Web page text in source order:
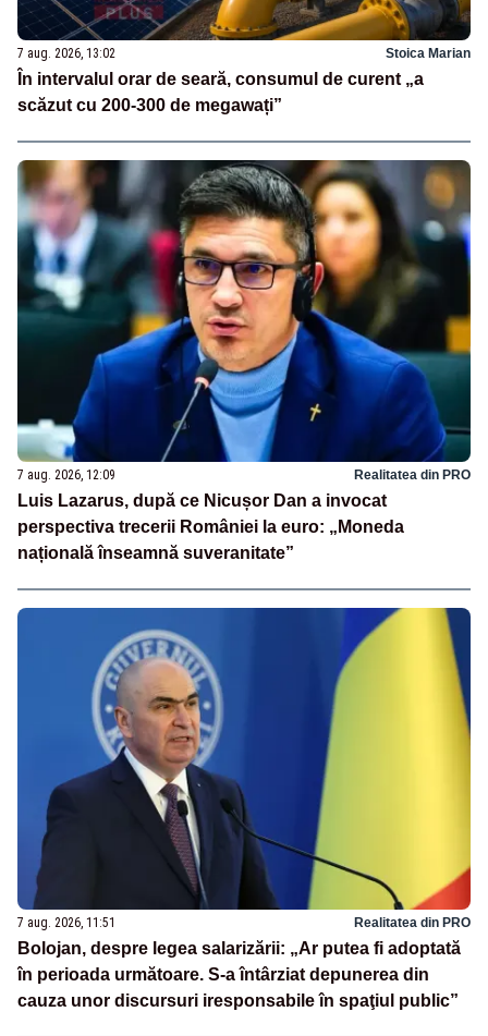
7 aug. 2026, 13:02 Stoica Marian
În intervalul orar de seară, consumul de curent „a
scăzut cu 200-300 de megawați”
7 aug. 2026, 12:09 Realitatea din PRO
Luis Lazarus, după ce Nicușor Dan a invocat
perspectiva trecerii României la euro: „Moneda
națională înseamnă suveranitate”
7 aug. 2026, 11:51 Realitatea din PRO
Bolojan, despre legea salarizării: „Ar putea fi adoptată
în perioada următoare. S-a întârziat depunerea din
cauza unor discursuri iresponsabile în spaţiul public”